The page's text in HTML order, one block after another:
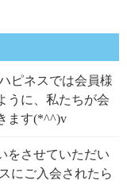
ピネスでは会員様
うに、私たちが会
ます(*^^)v
をさせていただい
にご入会されたら